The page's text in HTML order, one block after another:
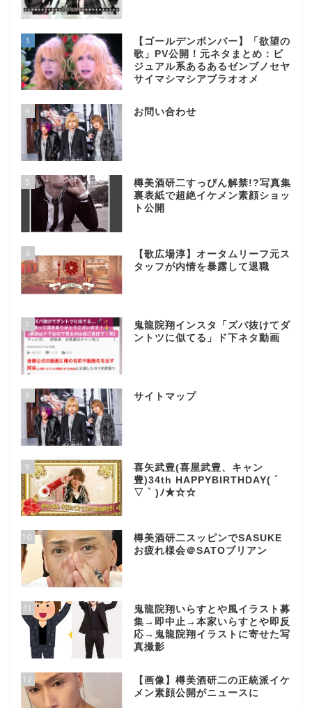
3
【ゴールデンボンバー】「欲望の
歌」PV公開！元ネタまとめ：ビ
ジュアル系あるあるゼンブノセヤ
サイマシマシアブラオオメ
4 お問い合わせ
5
樽美酒研二すっぴん解禁!?写真集
裏表紙で超絶イケメン素顔ショッ
ト公開
6
【歌広場淳】オータムリーフ元ス
タッフが内情を暴露して退職
7
鬼龍院翔インスタ「ズバ抜けてダ
ントツに似てる」ド下ネタ動画
8 サイトマップ
9
喜矢武豊(喜屋武豊、キャン
豊)34th HAPPYBIRTHDAY( ´
▽ ` )ﾉ★☆☆
10
樽美酒研二スッピンでSASUKE
お疲れ様会＠SATOブリアン
11
鬼龍院翔いらすとや風イラスト募
集→即中止→本家いらすとや即反
応→鬼龍院翔イラストに寄せた写
真撮影
12
【画像】樽美酒研二の正統派イケ
メン素顔公開がニュースに